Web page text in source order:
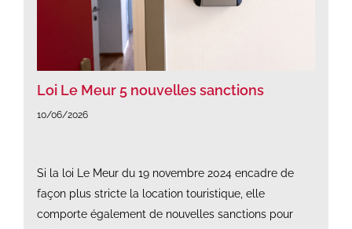
Loi Le Meur 5 nouvelles sanctions
10/06/2026
Si la loi Le Meur du 19 novembre 2024 encadre de
façon plus stricte la location touristique, elle
comporte également de nouvelles sanctions pour